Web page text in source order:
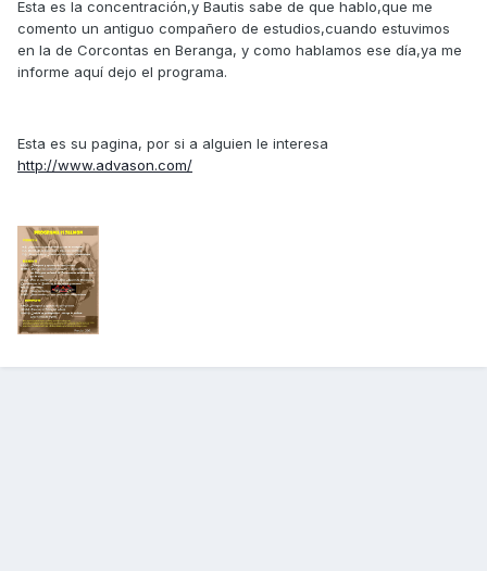
Esta es la concentración,y Bautis sabe de que hablo,que me
comento un antiguo compañero de estudios,cuando estuvimos
en la de Corcontas en Beranga, y como hablamos ese día,ya me
informe aquí dejo el programa.
Esta es su pagina, por si a alguien le interesa
http://www.advason.com/